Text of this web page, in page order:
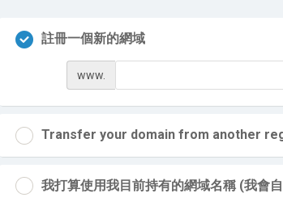
註冊一個新的網域
www.
Transfer your domain from another
我打算使用我目前持有的網域名稱 (我會